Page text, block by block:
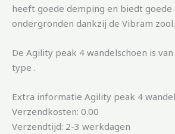
heeft goede demping en biedt
ondergronden dankzij de Vibram
De Agility peak 4 wandelschoen is
type .
Extra informatie Agility peak 4
Verzendkosten: 0.00
Verzendtijd: 2-3 werkdagen